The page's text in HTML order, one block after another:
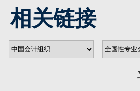
相关链接